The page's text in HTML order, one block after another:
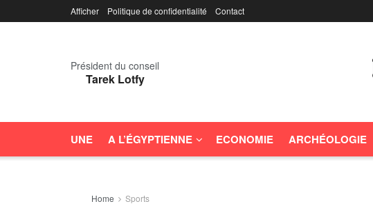
Afficher Politique de confidentialité Contact
Président du conseil
Tarek Lotfy
UNE A L’ÉGYPTIENNE ECONOMIE ARCHÉOLOGIE
Home Sports